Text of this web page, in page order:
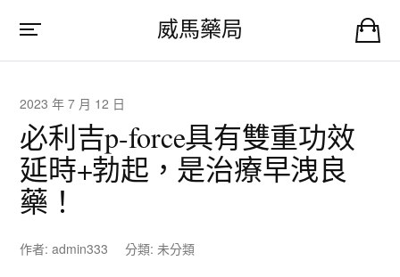
威馬藥局
2023 年 7 月 12 日
必利吉p-force具有雙重功效
延時+勃起，是治療早洩良
藥！
作者:admin333 分類: 未分類